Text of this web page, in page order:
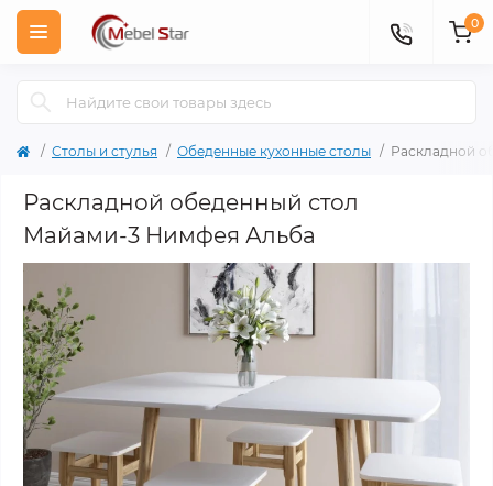
0
Столы и стулья Обеденные кухонные столы Раскладной
Раскладной обеденный стол
Майами-3 Нимфея Альба